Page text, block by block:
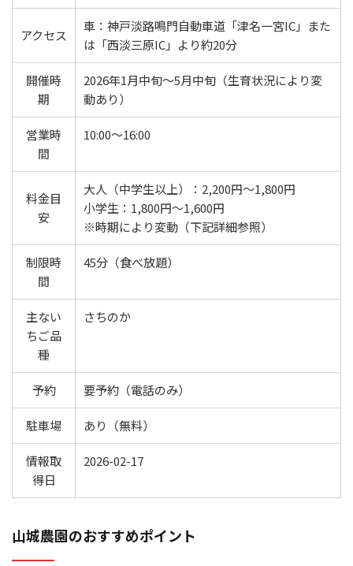
アクセス
車：神戸淡路鳴門自動車道「津名一宮IC」また
は「西淡三原IC」より約20分
開催時
期
2026年1月中旬～5月中旬（生育状況により変
動あり）
営業時
間
10:00～16:00
料金目
安
大人（中学生以上）：2,200円～1,800円
小学生：1,800円～1,600円
※時期により変動（下記詳細参照）
制限時
間
45分（食べ放題）
主ない
ちご品
種
さちのか
予約 要予約（電話のみ）
駐車場 あり（無料）
情報取
得日
2026-02-17
山城農園のおすすめポイント